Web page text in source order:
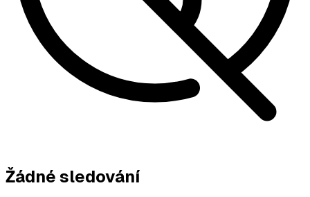
Žádné sledování